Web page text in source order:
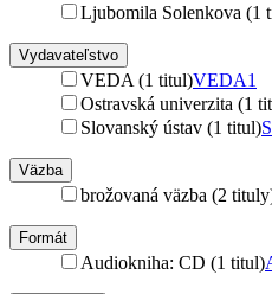
Ljubomila Solenkova (1
Vydavateľstvo
VEDA (1 titul)VEDA1
Ostravská univerzita (1
Slovanský ústav (1 titul)
Väzba
brožovaná väzba (2
Formát
Audiokniha: CD (1 titul)